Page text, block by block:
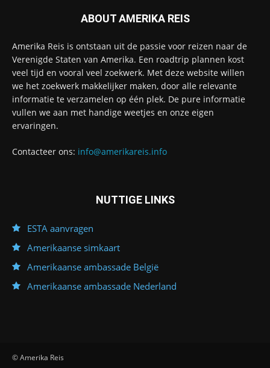
ABOUT AMERIKA REIS
Amerika Reis is ontstaan uit de passie voor reizen naar de
Verenigde Staten van Amerika. Een roadtrip plannen kost
veel tijd en vooral veel zoekwerk. Met deze website willen
we het zoekwerk makkelijker maken, door alle relevante
informatie te verzamelen op één plek. De pure informatie
vullen we aan met handige weetjes en onze eigen
ervaringen.
Contacteer ons: info@amerikareis.info
NUTTIGE LINKS
ESTA aanvragen
Amerikaanse simkaart
Amerikaanse ambassade België
Amerikaanse ambassade Nederland
© Amerika Reis